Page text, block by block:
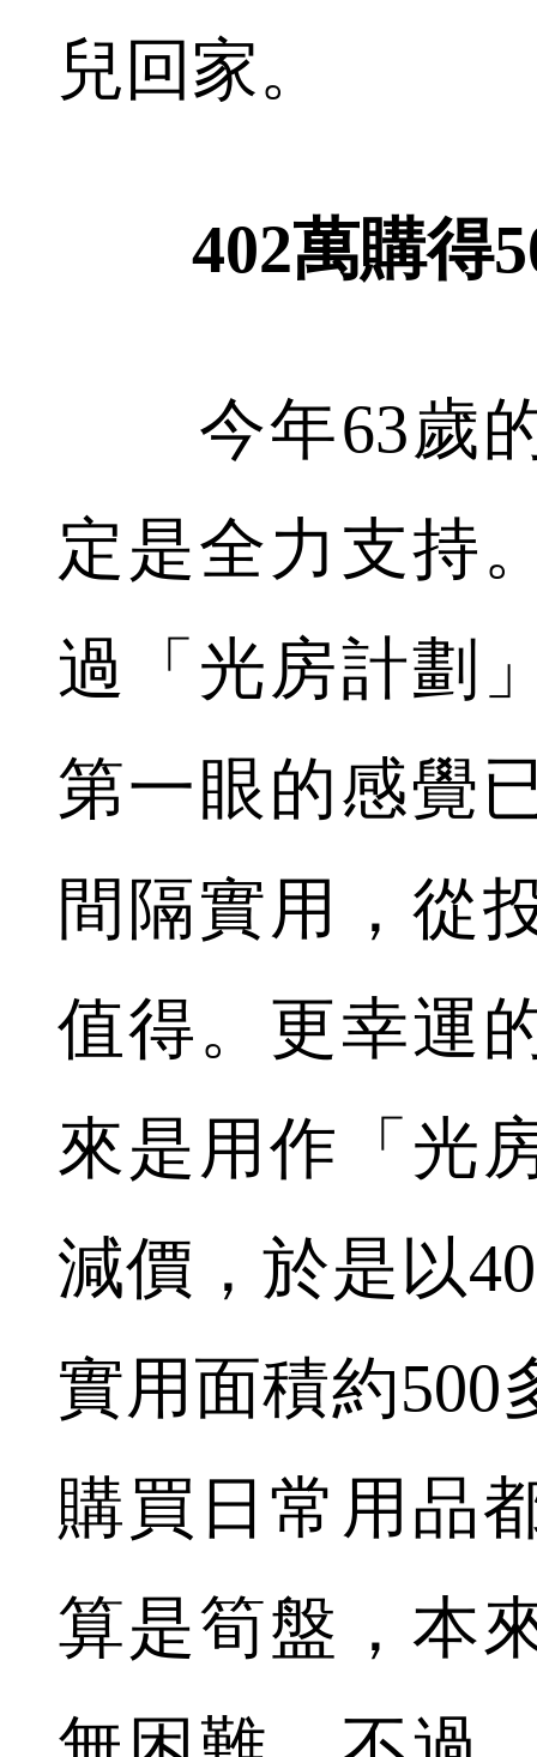
兒回家。
402萬購得
今年63歲的
定是全力支持
過「光房計劃
第一眼的感覺
間隔實用，從
值得。更幸運
來是用作「光
減價，於是以
實用面積約500
購買日常用品
算是筍盤，本